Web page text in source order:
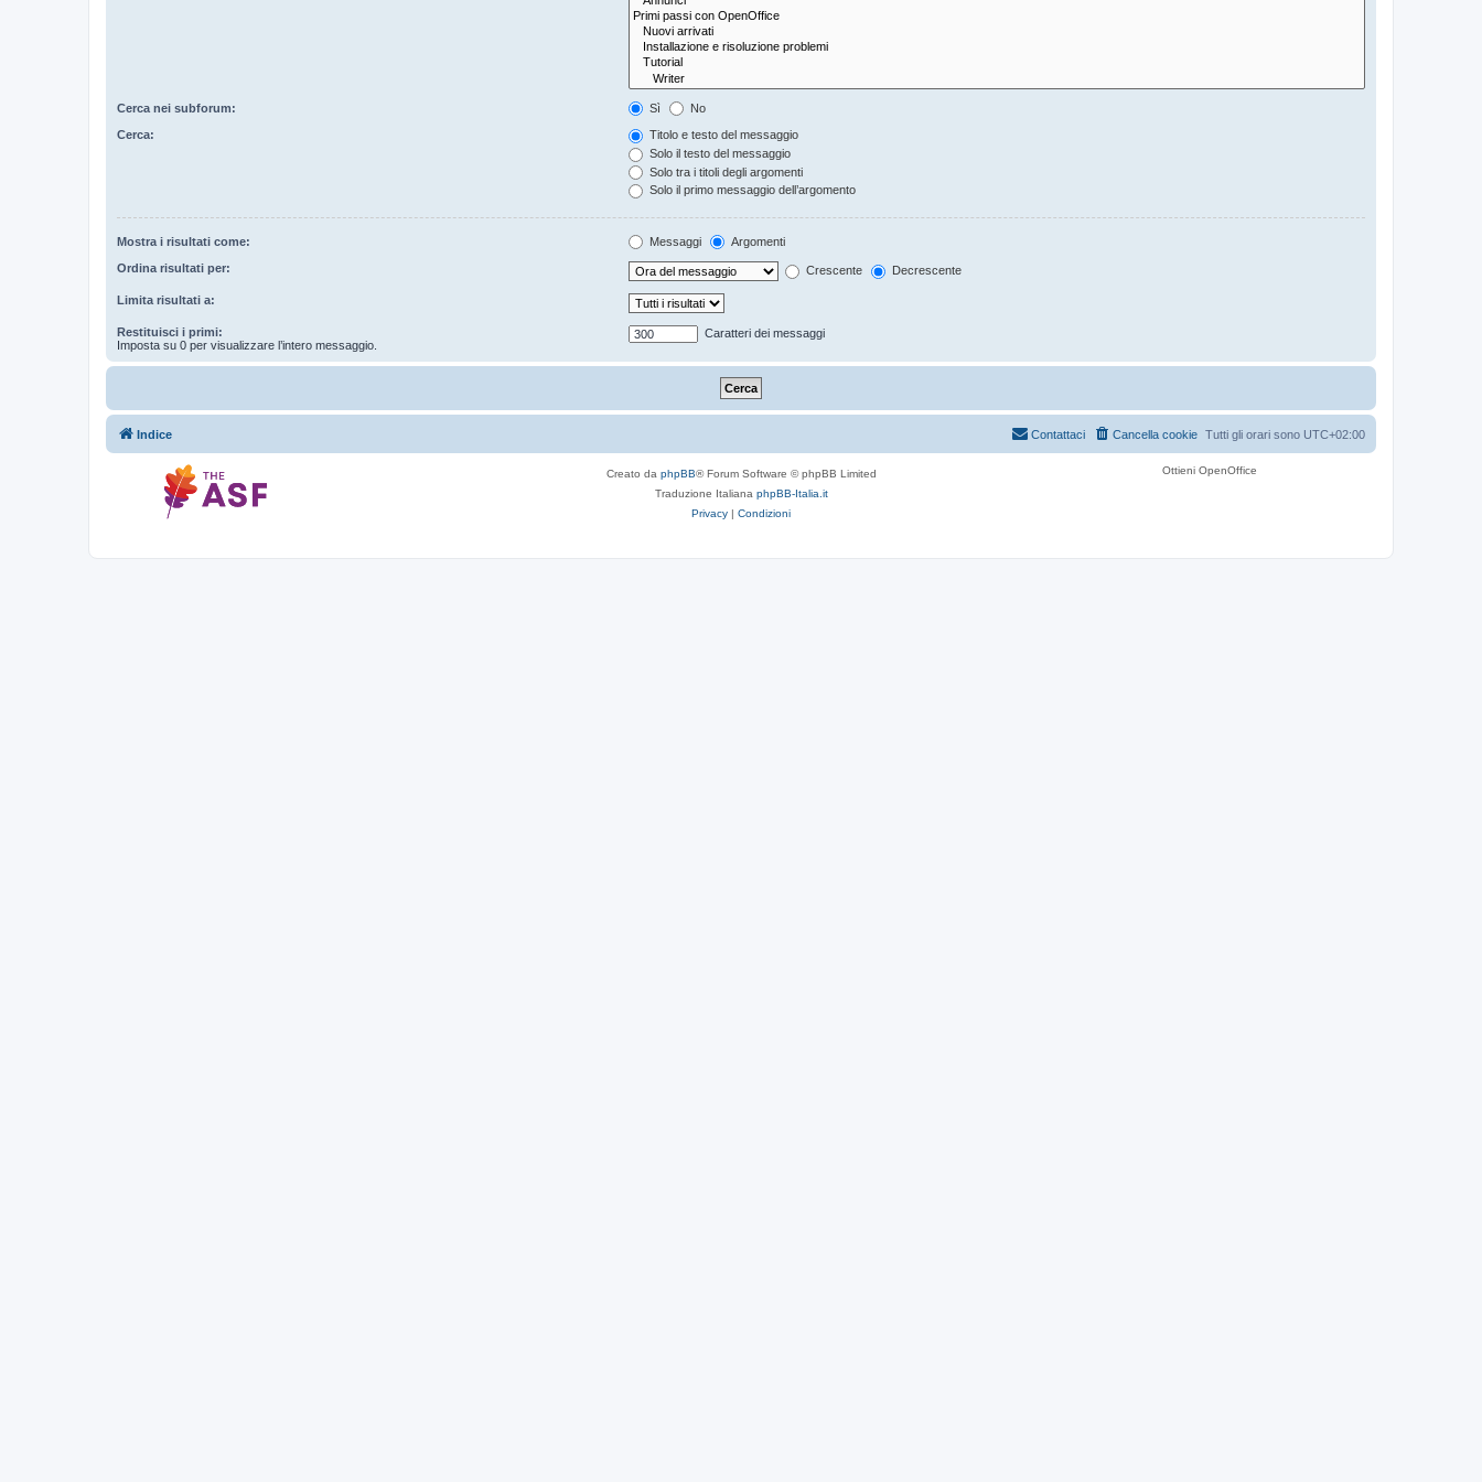
Cerca nei subforum: Sì No
Cerca:
Titolo e testo del messaggio
Solo il testo del messaggio
Solo tra i titoli degli argomenti
Solo il primo messaggio dell’argomento
Mostra i risultati come: Messaggi Argomenti
Ordina risultati per: Crescente Decrescente
Limita risultati a:
Restituisci i primi:
Imposta su 0 per visualizzare l’intero messaggio.
Caratteri dei messaggi
Indice Tutti gli orari sono UTC+02:00
Cancella cookie
Contattaci
Creato da phpBB® Forum Software © phpBB Limited
Traduzione Italiana phpBB-Italia.it
Privacy
Condizioni
Ottieni OpenOffice